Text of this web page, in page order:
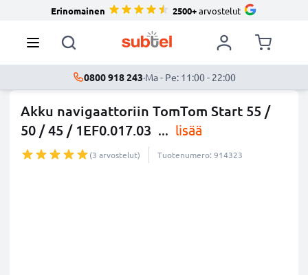
Erinomainen 2500+arvostelut
0800 918 243·Ma - Pe: 11:00 - 22:00
Akku navigaattoriin TomTom Start 55 /
50 / 45 / 1EF0.017.03 ... lisää
(3 arvostelut) Tuotenumero: 914323